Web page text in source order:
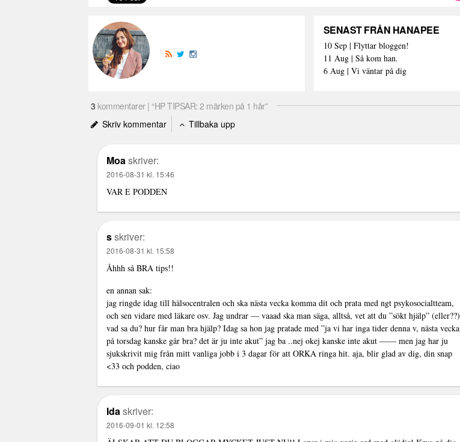
SENAST FRÅN HANAPEE
10 Sep | Flyttar bloggen!
11 Aug | Så kom han.
6 Aug | Vi väntar på dig
3 kommentarer | “HP TIPSAR: 2 märken på 1 hår”
Skriv kommentar
Tillbaka upp
Moaskriver:
2016-08-31 kl. 15:46
VAR E PODDEN
sskriver:
2016-08-31 kl. 15:58
Åhhh så BRA tips!!
en annan sak:
jag ringde idag till hälsocentralen och ska nästa vecka komma dit och prata med ngt psykosocialtteam,
och sen vidare med läkare osv. Jag undrar — vaaad ska man säga, alltså, vet att du ”sökt hjälp” (eller??)
vad sa du? hur får man bra hjälp? Idag sa hon jag pratade med ”ja vi har inga tider denna v, nästa vecka
på torsdag kanske går bra? det är ju inte akut” jag ba ..nej okej kanske inte akut —— men jag har ju
sjukskrivit mig från mitt vanliga jobb i 3 dagar för att ORKA ringa hit. aja, blir glad av dig, din snap
<33 och podden, ciao
Idaskriver:
2016-09-01 kl. 12:58